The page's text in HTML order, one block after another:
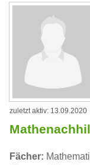
zuletzt aktiv: 13.09.2020
Fächer: